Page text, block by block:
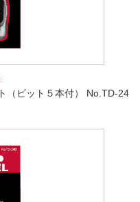
（ビット５本付） No.TD-24